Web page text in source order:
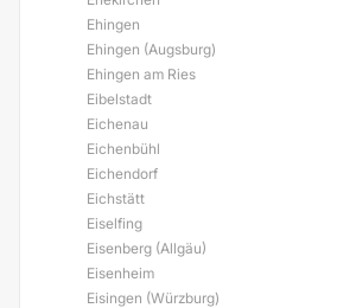
Ehingen
Ehingen (Augsburg)
Ehingen am Ries
Eibelstadt
Eichenau
Eichenbühl
Eichendorf
Eichstätt
Eiselfing
Eisenberg (Allgäu)
Eisenheim
Eisingen (Würzburg)